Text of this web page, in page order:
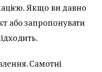
Якщо ви давно
або запропонувати
Самотні